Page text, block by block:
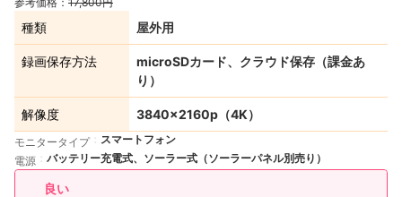
種類 屋外用
録画保存方法
microSDカード、クラウド保存（課金あ
り）
解像度 3840×2160p（4K）
モニタータイプ
スマートフォン
電源
バッテリー充電式、ソーラー式（ソーラーパネル別売り）
良い